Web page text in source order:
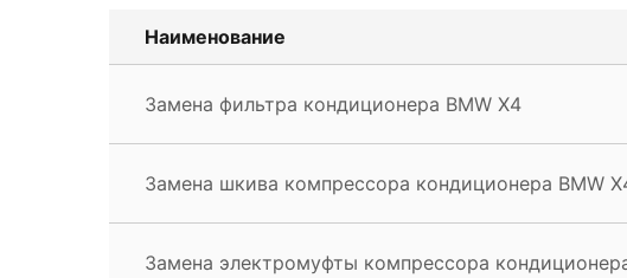
Наименование
Замена фильтра кондиционера BMW X4
Замена шкива компрессора кондиционера BMW
Замена электромуфты компрессора